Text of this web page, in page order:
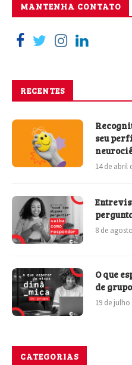
MANTENHA CONTATO
RECENTES
seu
14 de abril
8 de
O que
de
19 de julho
CATEGORIAS